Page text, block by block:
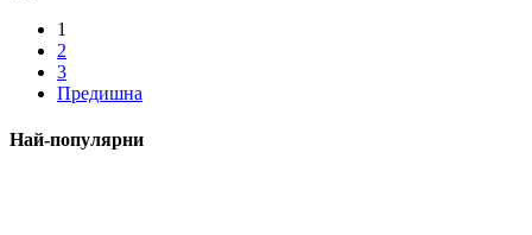
1
2
3
Предишна
Най-популярни